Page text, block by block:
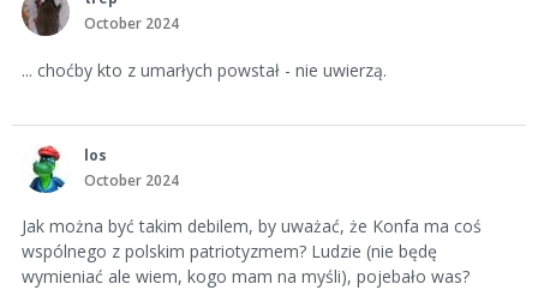
October 2024
... choćby kto z umarłych powstał - nie uwierzą.
los
October 2024
Jak można być takim debilem, by uważać, że Konfa ma coś
wspólnego z polskim patriotyzmem? Ludzie (nie będę
wymieniać ale wiem, kogo mam na myśli), pojebało was?